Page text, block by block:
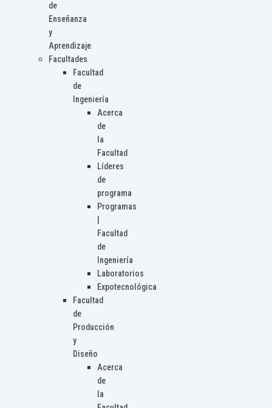
de
Enseñanza
y
Aprendizaje
Facultades
Facultad
de
Ingeniería
Acerca
de
la
Facultad
Líderes
de
programa
Programas
Facultad
de
Ingeniería
Laboratorios
Expotecnológica
Facultad
de
Producción
y
Diseño
Acerca
de
la